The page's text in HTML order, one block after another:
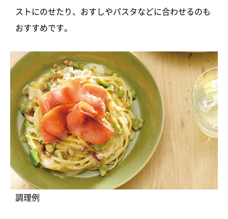
ストにのせたり、おすしやパスタなどに合わせるのも
おすすめです。
調理例